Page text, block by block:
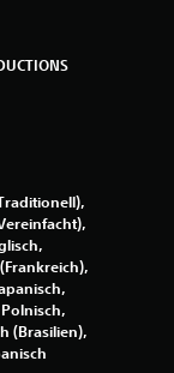
(Brasilien),